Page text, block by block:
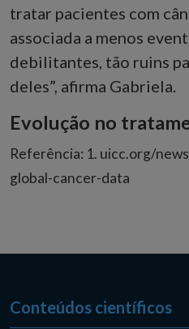
tratar pacientes com
associada a menos
debilitantes, tão ruins
deles”, afirma Gabriela.
Evolução no
Referência: 1. uicc.org/
global-cancer-data
Conteúdos científicos